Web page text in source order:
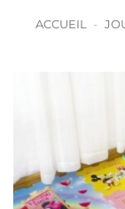
ACCUEIL -